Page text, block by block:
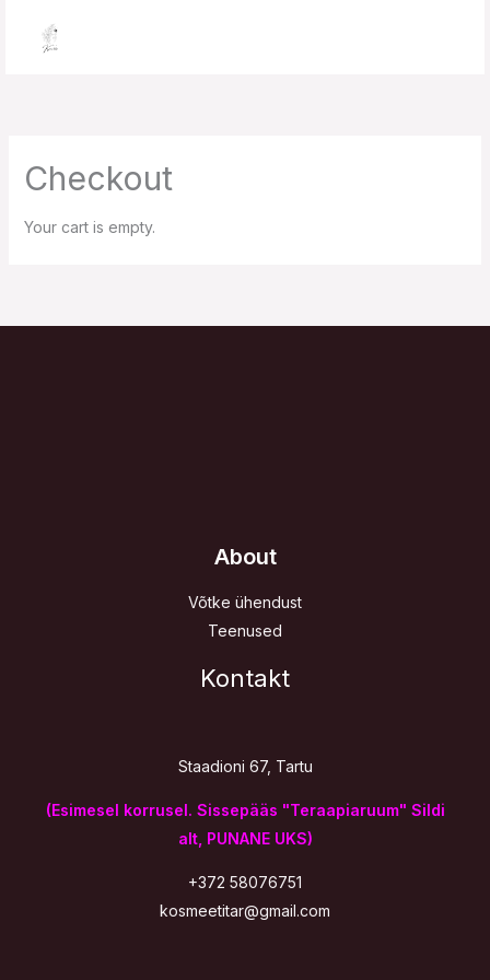
Checkout
Your cart is empty.
About
Võtke ühendust
Teenused
Kontakt
Staadioni 67, Tartu
(Esimesel korrusel. Sissepääs "Teraapiaruum" Sildi
alt, PUNANE UKS)
+372 58076751
kosmeetitar@gmail.com